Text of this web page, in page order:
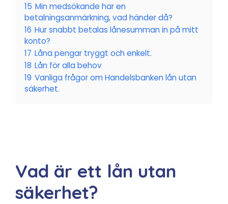
15 Min medsökande har en
betalningsanmärkning, vad händer då?
16 Hur snabbt betalas lånesumman in på mitt
konto?
17 Låna pengar tryggt och enkelt.
18 Lån för alla behov
19 Vanliga frågor om Handelsbanken lån utan
säkerhet.
Vad är ett lån utan
säkerhet?